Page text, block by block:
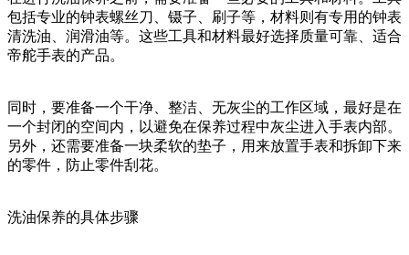
包括专业的钟表螺丝刀、镊子、刷子等，材料则有专用的钟表
清洗油、润滑油等。这些工具和材料最好选择质量可靠、适合
帝舵手表的产品。
同时，要准备一个干净、整洁、无灰尘的工作区域，最好是在
一个封闭的空间内，以避免在保养过程中灰尘进入手表内部。
另外，还需要准备一块柔软的垫子，用来放置手表和拆卸下来
的零件，防止零件刮花。
洗油保养的具体步骤